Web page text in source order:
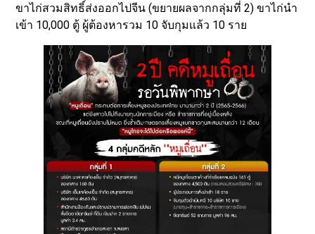
ขาไก่สวมสิทธิ์ส่งออกไปจีน (ขยายผลจากกลุ่มที่ 2) ขาไก่นำ
เข้า 10,000 ตู้ ผู้ต้องหารวม 10 จับกุมแล้ว 10 ราย